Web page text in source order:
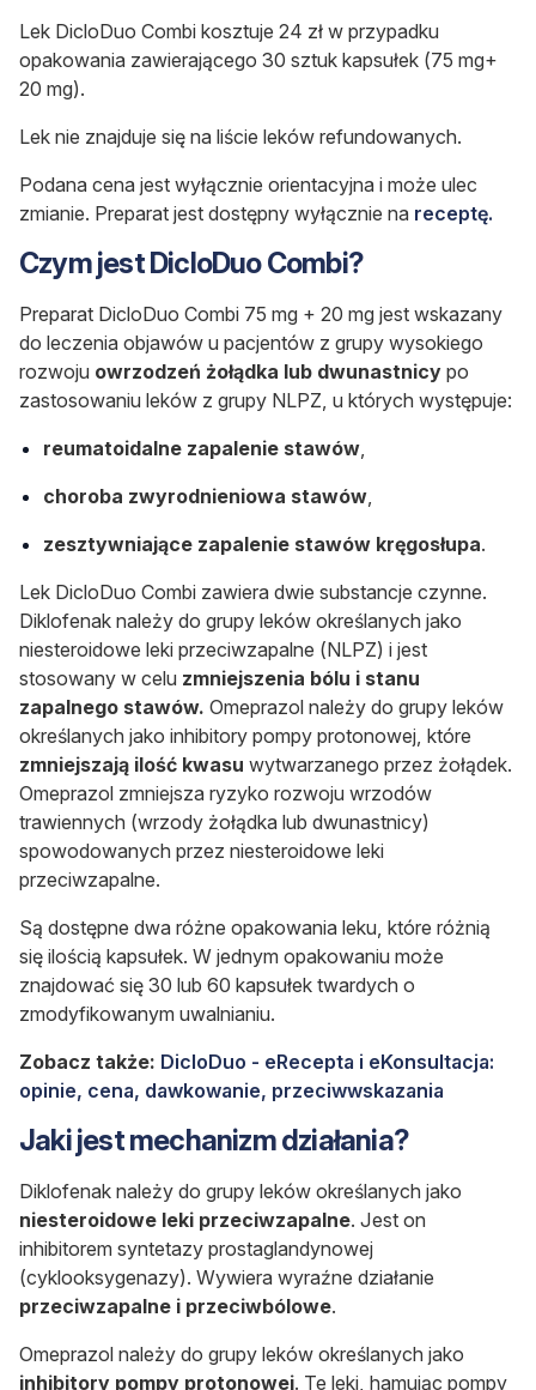
Lek DicloDuo Combi kosztuje 24 zł w przypadku
opakowania zawierającego 30 sztuk kapsułek (75 mg+
20 mg).
Lek nie znajduje się na liście leków refundowanych.
Podana cena jest wyłącznie orientacyjna i może ulec
zmianie. Preparat jest dostępny wyłącznie na receptę.
Czym jest DicloDuo Combi?
Preparat DicloDuo Combi 75 mg + 20 mg jest wskazany
do leczenia objawów u pacjentów z grupy wysokiego
rozwoju owrzodzeń żołądka lub dwunastnicy po
zastosowaniu leków z grupy NLPZ, u których występuje:
reumatoidalne zapalenie stawów,
choroba zwyrodnieniowa stawów,
zesztywniające zapalenie stawów kręgosłupa.
Lek DicloDuo Combi zawiera dwie substancje czynne.
Diklofenak należy do grupy leków określanych jako
niesteroidowe leki przeciwzapalne (NLPZ) i jest
stosowany w celu zmniejszenia bólu i stanu
zapalnego stawów. Omeprazol należy do grupy leków
określanych jako inhibitory pompy protonowej, które
zmniejszają ilość kwasu wytwarzanego przez żołądek.
Omeprazol zmniejsza ryzyko rozwoju wrzodów
trawiennych (wrzody żołądka lub dwunastnicy)
spowodowanych przez niesteroidowe leki
przeciwzapalne.
Są dostępne dwa różne opakowania leku, które różnią
się ilością kapsułek. W jednym opakowaniu może
znajdować się 30 lub 60 kapsułek twardych o
zmodyfikowanym uwalnianiu.
Zobacz także: DicloDuo - eRecepta i eKonsultacja:
opinie, cena, dawkowanie, przeciwwskazania
Jaki jest mechanizm działania?
Diklofenak należy do grupy leków określanych jako
niesteroidowe leki przeciwzapalne. Jest on
inhibitorem syntetazy prostaglandynowej
(cyklooksygenazy). Wywiera wyraźne działanie
przeciwzapalne i przeciwbólowe.
Omeprazol należy do grupy leków określanych jako
inhibitory pompy protonowej. Te leki, hamując pompy